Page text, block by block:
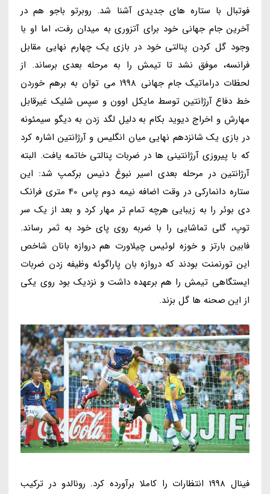
فوتبال با ستاره های جدیدی آشنا شد. روبرتو باجو هم در
آخرین جام جهانی خود برای آتزوری به میدان رفت، اما او با
وجود گل کردن پنالتی خود در بازی یک چهارم نهایی مقابل
فرانسه، موفق نشد تا تیمش را به مرحله بعدی برساند. از
لحظات دراماتیک جام جهانی 1998 می توان به برهم خوردن
خط دفاع آرژانتین توسط مایکل اوون و سپس شلیک غیرقابل
مهارش و اخراج دیوید بکام به دلیل لگد زدن به دیگو سیمئونه
در بازی یک شانزدهم نهایی میان انگلیس و آرژانتین اشاره کرد
که با پیروزی آرژانتینی ها در ضربات پنالتی خاتمه یافت. البته
آرژانتین در مرحله بعدی اسیر نبوغ دنیس برکمپ شد: این
ستاره دانمارکی در وقت اضافه نیمه دوم پاس 40 متری فرانک
دی بوئر را به زیبایی هرچه تمام تر مهار کرد و بعد از یک سر
توپ، گلی تماشایی را با ضربه روی پای خود به ثمر رساند.
فابین بارتز و خوزه لوئیس چیلاورت هم دروازه بانان شاخص
این تورنمنت بودند که دروازه بان پاراگوئه وظیفه زدن ضربات
ایستگاهی تیمش را هم برعهده داشت و نزدیک بود روی یکی
از این صحنه ها گل بزند.
فینال 1998 انتظارات را کاملا برآورده کرد. رونالدو در ترکیب